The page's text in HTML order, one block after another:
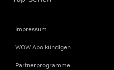
Impressum
WOW Abo kündigen
Partnerprogramme